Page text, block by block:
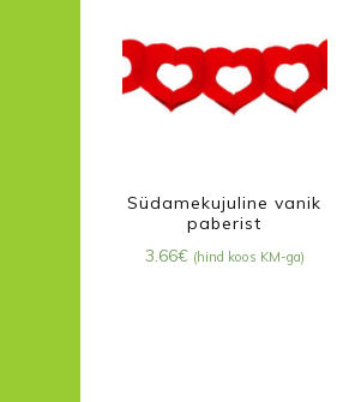
Südamekujuline vanik
paberist
3.66€ (hind koos KM-ga)